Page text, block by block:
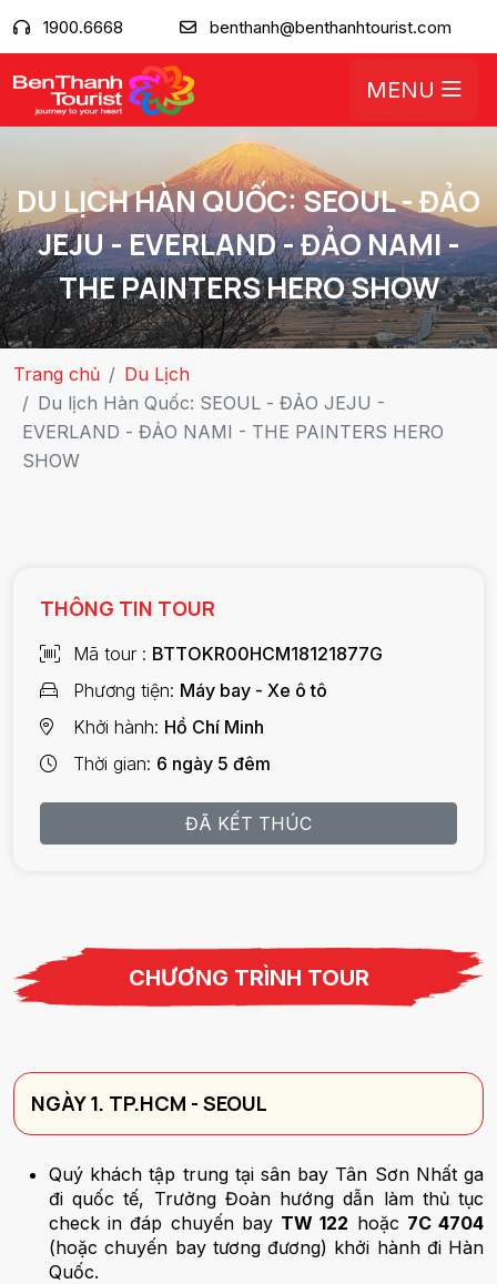
1900.6668 benthanh@benthanhtourist.com
MENU
DU LỊCH HÀN QUỐC: SEOUL - ĐẢO
JEJU - EVERLAND - ĐẢO NAMI -
THE PAINTERS HERO SHOW
Trang chủ
Du Lịch
Du lịch Hàn Quốc: SEOUL - ĐẢO JEJU -
EVERLAND - ĐẢO NAMI - THE PAINTERS HERO
SHOW
THÔNG TIN TOUR
Mã tour
BTTOKR00HCM18121877G
Phương tiện Máy bay - Xe ô tô
Khởi hành Hồ Chí Minh
Thời gian 6 ngày 5 đêm
ĐÃ KẾT THÚC
CHƯƠNG TRÌNH TOUR
NGÀY 1. TP.HCM - SEOUL
Quý khách tập trung tại sân bay Tân Sơn Nhất ga
đi quốc tế, Trưởng Đoàn hướng dẫn làm thủ tục
check in đáp chuyến bay TW 122 hoặc 7C 4704
(hoặc chuyến bay tương đương) khởi hành đi Hàn
Quốc.